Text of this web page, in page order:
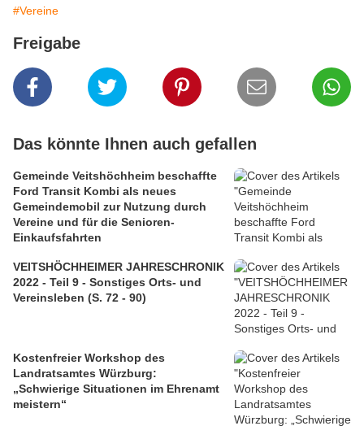
#Vereine
Freigabe
Das könnte Ihnen auch gefallen
Gemeinde Veitshöchheim beschaffte
Ford Transit Kombi als neues
Gemeindemobil zur Nutzung durch
Vereine und für die Senioren-
Einkaufsfahrten
VEITSHÖCHHEIMER JAHRESCHRONIK
2022 - Teil 9 - Sonstiges Orts- und
Vereinsleben (S. 72 - 90)
Kostenfreier Workshop des
Landratsamtes Würzburg:
„Schwierige Situationen im Ehrenamt
meistern“